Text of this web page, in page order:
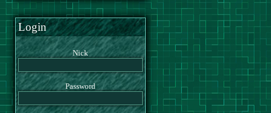
Login
Nick
Password